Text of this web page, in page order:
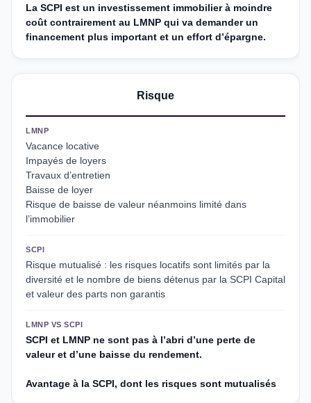
La SCPI est un investissement immobilier à moindre
coût contrairement au LMNP qui va demander un
financement plus important et un effort d’épargne.
Risque
LMNP
Vacance locative
Impayés de loyers
Travaux d’entretien
Baisse de loyer
Risque de baisse de valeur néanmoins limité dans
l’immobilier
SCPI
Risque mutualisé : les risques locatifs sont limités par la
diversité et le nombre de biens détenus par la SCPI Capital
et valeur des parts non garantis
LMNP VS SCPI
SCPI et LMNP ne sont pas à l’abri d’une perte de
valeur et d’une baisse du rendement.
Avantage à la SCPI, dont les risques sont mutualisés